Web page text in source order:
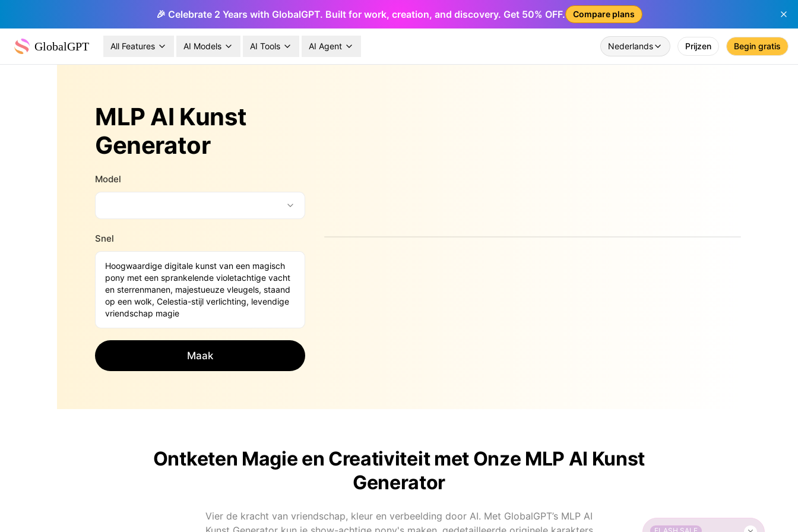
🎉 Celebrate 2 Years with GlobalGPT. Built for work, creation, and discovery. Get 50% OFF. Compare plans
GlobalGPT All Features AI Models AI Tools AI Agent Nederlands Prijzen Begin gratis
MLP AI Kunst
Generator
Model
Snel
Maak
Ontketen Magie en Creativiteit met Onze MLP AI Kunst
Generator
Vier de kracht van vriendschap, kleur en verbeelding door AI. Met GlobalGPT’s MLP AI